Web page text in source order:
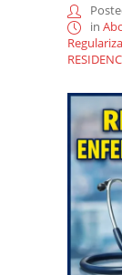
in